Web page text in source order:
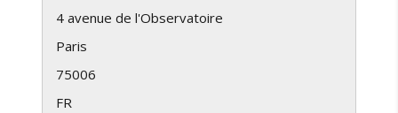
4 avenue de l'Observatoire
Paris
75006
FR